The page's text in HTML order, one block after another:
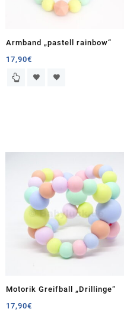
Armband „pastell rainbow“
17,90€
Motorik Greifball „Drillinge“
17,90€